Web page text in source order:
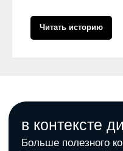
Читать историю